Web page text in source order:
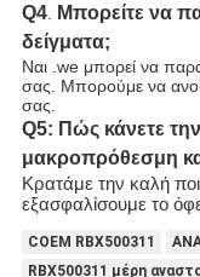
Q4.
Μπορείτε να
δείγματα;
Ναι .we μπορεί να
σας. Μπορούμε να
σας.
Q5: Πώς κάνετε
μακροπρόθεσμη
Κρατάμε την καλή
εξασφαλίσουμε το
COEM RBX500311
RBX500311 μέρη